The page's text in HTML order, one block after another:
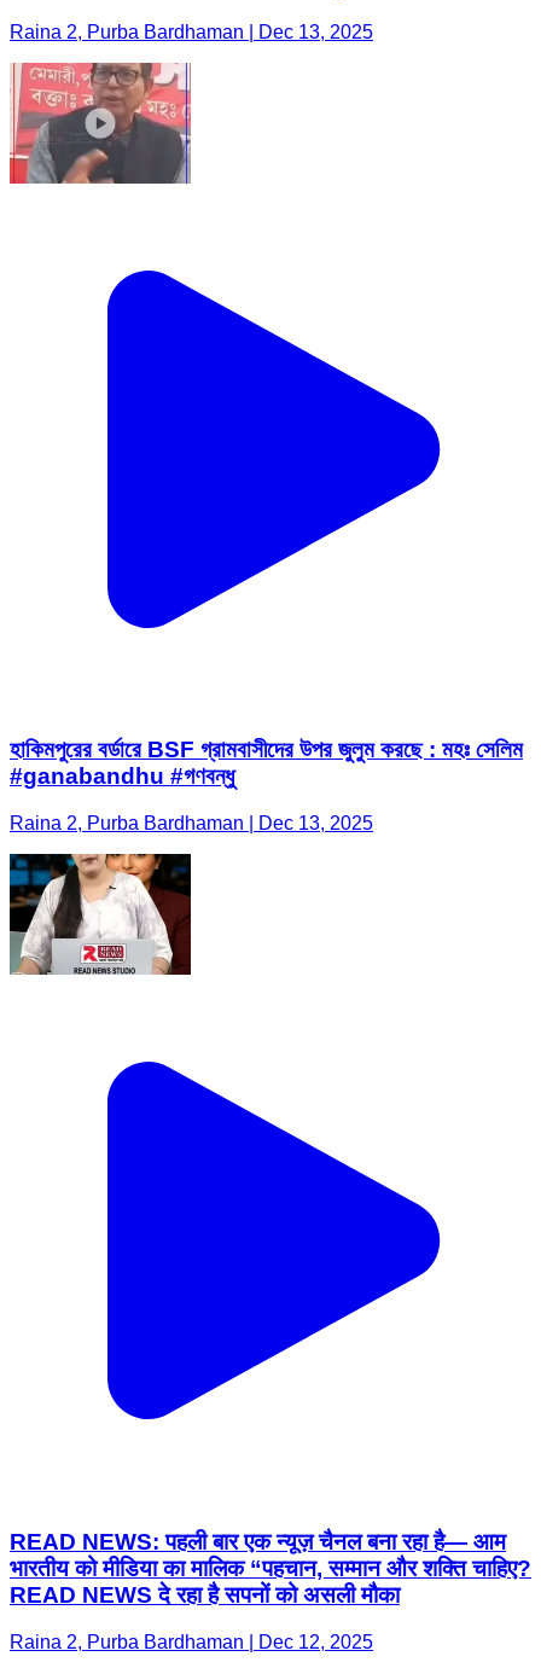
Raina 2, Purba Bardhaman | Dec 13, 2025
হাকিমপুরের বর্ডারে BSF গ্রামবাসীদের উপর জুলুম করছে : মহঃ সেলিম
#ganabandhu #গণবন্ধু
Raina 2, Purba Bardhaman | Dec 13, 2025
READ NEWS: पहली बार एक न्यूज़ चैनल बना रहा है— आम
भारतीय को मीडिया का मालिक “पहचान, सम्मान और शक्ति चाहिए?
READ NEWS दे रहा है सपनों को असली मौका
Raina 2, Purba Bardhaman | Dec 12, 2025